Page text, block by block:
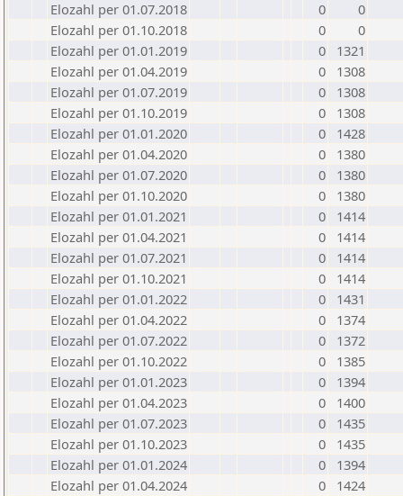
Elozahl per 01.07.2018
0
0
Elozahl per 01.10.2018
0
0
Elozahl per 01.01.2019
0
1321
Elozahl per 01.04.2019
0
1308
Elozahl per 01.07.2019
0
1308
Elozahl per 01.10.2019
0
1308
Elozahl per 01.01.2020
0
1428
Elozahl per 01.04.2020
0
1380
Elozahl per 01.07.2020
0
1380
Elozahl per 01.10.2020
0
1380
Elozahl per 01.01.2021
0
1414
Elozahl per 01.04.2021
0
1414
Elozahl per 01.07.2021
0
1414
Elozahl per 01.10.2021
0
1414
Elozahl per 01.01.2022
0
1431
Elozahl per 01.04.2022
0
1374
Elozahl per 01.07.2022
0
1372
Elozahl per 01.10.2022
0
1385
Elozahl per 01.01.2023
0
1394
Elozahl per 01.04.2023
0
1400
Elozahl per 01.07.2023
0
1435
Elozahl per 01.10.2023
0
1435
Elozahl per 01.01.2024
0
1394
Elozahl per 01.04.2024
0
1424